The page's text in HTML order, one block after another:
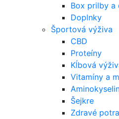
Box prilby a
Doplnky
Športová výživa
CBD
Proteíny
Kĺbová
Vitamíny a
Šejkre
Zdravé